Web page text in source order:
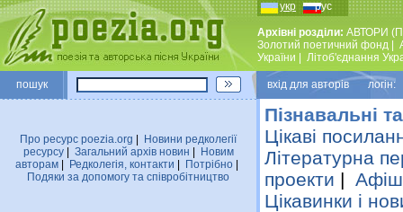
укр рус
Архівні розділи: АВТОРИ
Золотий поетичний фонд
України
Лiтоб'єднання
пошук вхiд для авторiв логін:
Про ресурс poezia.org
Новини редколегiї
ресурсу| Загальний архiв новин
Новим
авторам
Редколегiя, контакти Потрiбно
Подяки за допомогу та співробітництво
Пізнавальні
Цікаві
Літературна
проекти |
Цікавинки і